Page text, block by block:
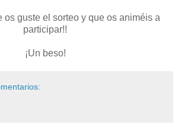
os guste el sorteo y que os animéis a
participar!!
¡Un beso!